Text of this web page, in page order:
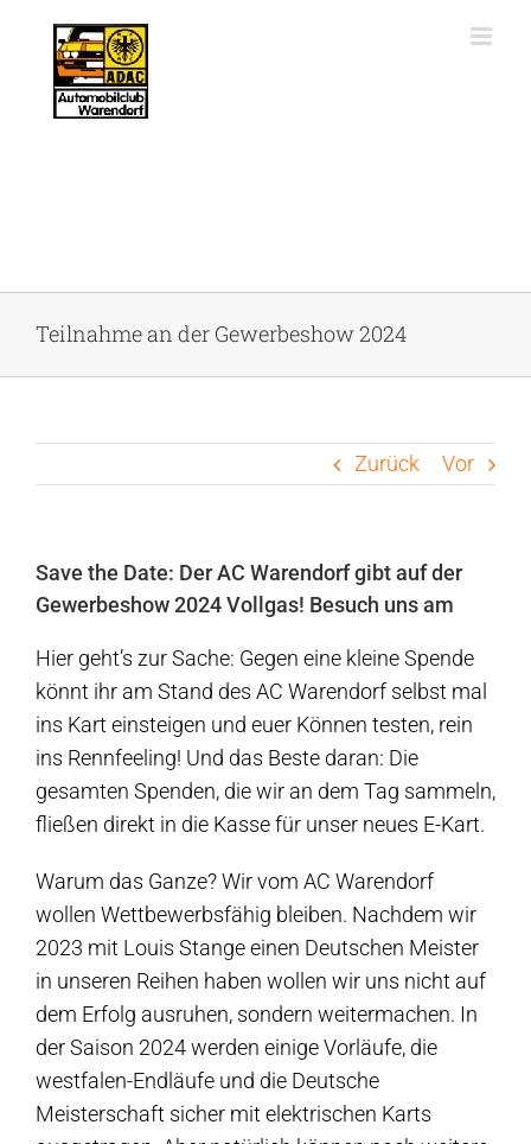
springen
Teilnahme an der Gewerbeshow 2024
Zurück Vor
Save the Date: Der AC Warendorf gibt auf der
Gewerbeshow 2024 Vollgas! Besuch uns am
Hier geht’s zur Sache: Gegen eine kleine Spende
könnt ihr am Stand des AC Warendorf selbst mal
ins Kart einsteigen und euer Können testen, rein
ins Rennfeeling! Und das Beste daran: Die
gesamten Spenden, die wir an dem Tag sammeln,
fließen direkt in die Kasse für unser neues E-Kart.
Warum das Ganze? Wir vom AC Warendorf
wollen Wettbewerbsfähig bleiben. Nachdem wir
2023 mit Louis Stange einen Deutschen Meister
in unseren Reihen haben wollen wir uns nicht auf
dem Erfolg ausruhen, sondern weitermachen. In
der Saison 2024 werden einige Vorläufe, die
westfalen-Endläufe und die Deutsche
Meisterschaft sicher mit elektrischen Karts